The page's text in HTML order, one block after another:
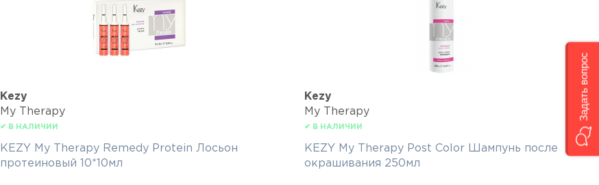
Kezy
My Therapy
✔ В НАЛИЧИИ
KEZY My Therapy Remedy Protein Лосьон
протеиновый 10*10мл
Kezy
My Therapy
✔ В НАЛИЧИИ
KEZY My Therapy Post Color Шампунь после
окрашивания 250мл
Задать вопрос